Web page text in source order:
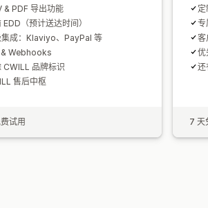
& PDF 导出功能
EDD（预计送达时间）
集成：Klaviyo、PayPal 等
& Webhooks
CWILL 品牌标识
售后中枢
试用
专
客
优
还
7 天